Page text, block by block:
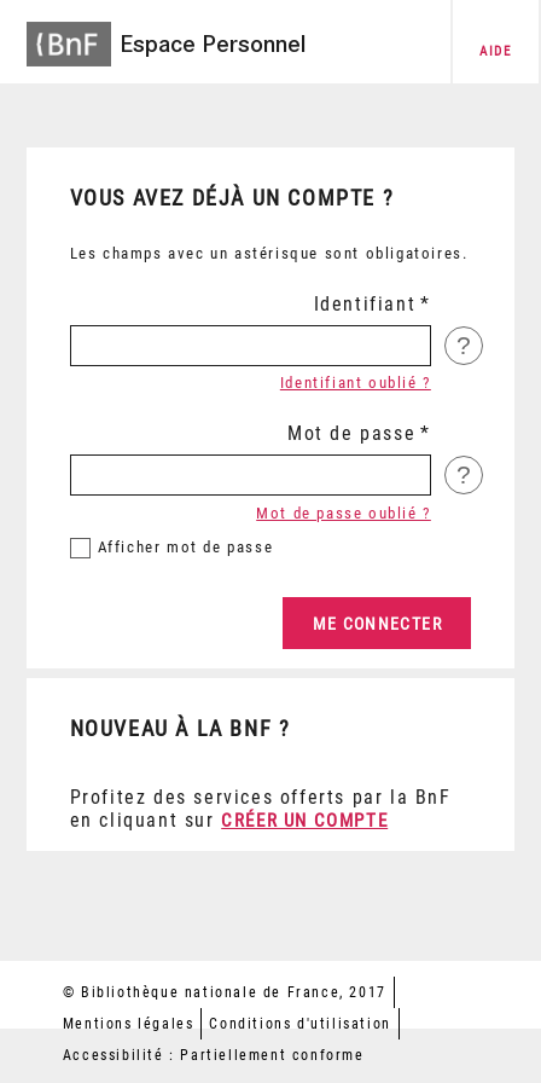
Espace Personnel AIDE
VOUS AVEZ DÉJÀ UN COMPTE ?
Les champs avec un astérisque sont obligatoires.
Identifiant
?
Identifiant oublié ?
Mot de passe
?
Afficher mot de passe
Mot de passe oublié ?
NOUVEAU À LA BNF ?
Profitez des services offerts par la BnF
en cliquant sur CRÉER UN COMPTE
© Bibliothèque nationale de France, 2017
Mentions légales
Conditions d'utilisation
Accessibilité : Partiellement conforme